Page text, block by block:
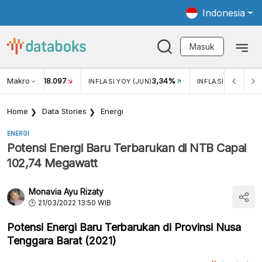
Indonesia
Masuk
Makro
USD/IDR 18.097 INFLASI YOY (JUN)3,34% INFLASI MOM
Home Data Stories Energi
ENERGI
Potensi Energi Baru Terbarukan di NTB Capai
102,74 Megawatt
Monavia Ayu Rizaty
21/03/2022 13:50 WIB
Potensi Energi Baru Terbarukan di Provinsi Nusa
Tenggara Barat (2021)